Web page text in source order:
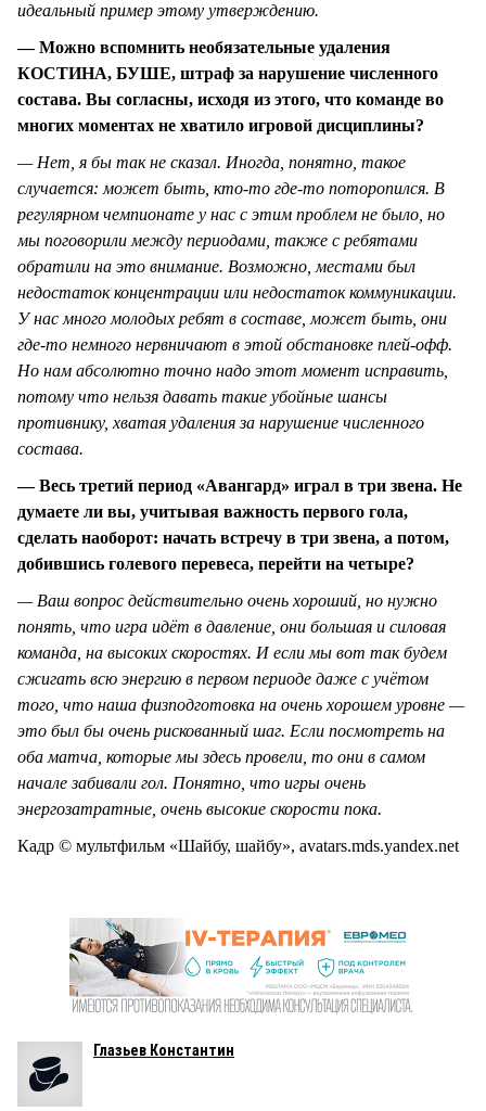
идеальный пример этому утверждению.
— Можно вспомнить необязательные удаления
КОСТИНА, БУШЕ, штраф за нарушение численного
состава. Вы согласны, исходя из этого, что команде во
многих моментах не хватило игровой дисциплины?
— Нет, я бы так не сказал. Иногда, понятно, такое
случается: может быть, кто-то где-то поторопился. В
регулярном чемпионате у нас с этим проблем не было, но
мы поговорили между периодами, также с ребятами
обратили на это внимание. Возможно, местами был
недостаток концентрации или недостаток коммуникации.
У нас много молодых ребят в составе, может быть, они
где-то немного нервничают в этой обстановке плей-офф.
Но нам абсолютно точно надо этот момент исправить,
потому что нельзя давать такие убойные шансы
противнику, хватая удаления за нарушение численного
состава.
— Весь третий период «Авангард» играл в три звена. Не
думаете ли вы, учитывая важность первого гола,
сделать наоборот: начать встречу в три звена, а потом,
добившись голевого перевеса, перейти на четыре?
— Ваш вопрос действительно очень хороший, но нужно
понять, что игра идёт в давление, они большая и силовая
команда, на высоких скоростях. И если мы вот так будем
сжигать всю энергию в первом периоде даже с учётом
того, что наша физподготовка на очень хорошем уровне —
это был бы очень рискованный шаг. Если посмотреть на
оба матча, которые мы здесь провели, то они в самом
начале забивали гол. Понятно, что игры очень
энергозатратные, очень высокие скорости пока.
Кадр © мультфильм «Шайбу, шайбу», avatars.mds.yandex.net
Глазьев Константин